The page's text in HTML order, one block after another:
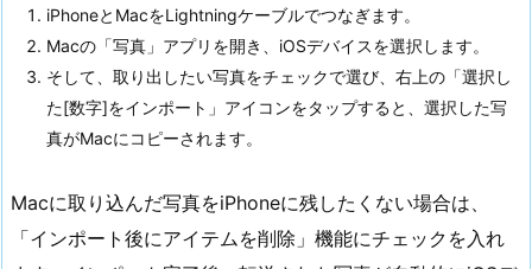
iPhoneとMacをLightningケーブルでつなぎます。
Macの「写真」アプリを開き、iOSデバイスを選択します。
そして、取り出したい写真をチェックで選び、右上の「選択し
た[数字]をインポート」アイコンをタップすると、選択した写
真がMacにコピーされます。
Macに取り込んだ写真をiPhoneに残したくない場合は、
「インポート後にアイテムを削除」機能にチェックを入れ